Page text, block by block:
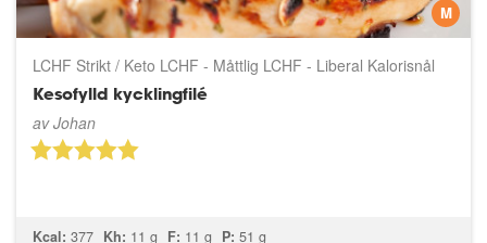
M
LCHF Strikt / Keto LCHF - Måttlig LCHF - Liberal Kalorisnål
Clean Eating 5:2 GI LCLC Low Carb LCHP ISO
Kesofylld kycklingfilé
avJohan
Kcal: 377 Kh: 11 g F: 11 g P: 51 g